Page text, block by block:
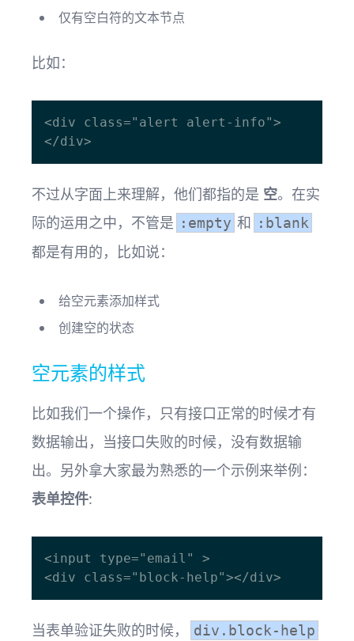
仅有空白符的文本节点
比如：
<div class="alert alert-info">
不过从字面上来理解，他们都指的是 空。在实
际的运用之中，不管是 :empty 和 :blank
都是有用的，比如说：
给空元素添加样式
创建空的状态
空元素的样式
比如我们一个操作，只有接口正常的时候才有
数据输出，当接口失败的时候，没有数据输
出。另外拿大家最为熟悉的一个示例来举例：
表单控件:
<input type="email" >
当表单验证失败的时候， div.block-help